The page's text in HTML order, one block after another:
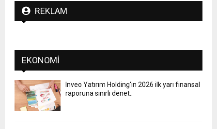
REKLAM
EKONOMI
Inveo Yatırım Holding'in 2026 ilk yarı finansal
raporuna sınırlı denet..